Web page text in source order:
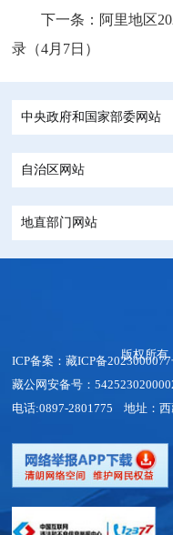
下一条： 阿里地区
录（4月7日）
中央政府和国家部委网站
自治区网站
地直部门网站
版权所有
ICP备案：藏ICP备
藏公网安备号：
电话:0897-2801775 地址：